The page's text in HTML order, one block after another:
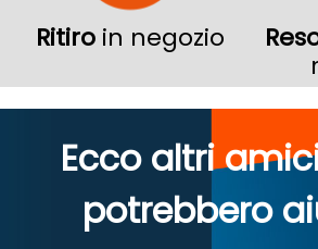
Ritiro in negozio
Ecco altri
potrebbero